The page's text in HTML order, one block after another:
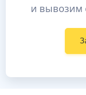
и вывозим